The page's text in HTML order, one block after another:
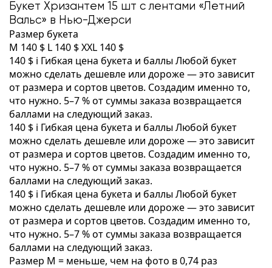
Букет Хризантем 15 шт с лентами «Летний
Вальс» в Нью-Джерси
Размер букета
M 140 $ L 140 $XXL 140 $
140 $ i Гибкая цена букета и баллыЛюбой букет
можно сделать дешевле или дороже — это зависит
от размера и сортов цветов. Создадим именно то,
что нужно. 5–7 % от суммы заказа возвращается
баллами на следующий заказ.
140 $ i Гибкая цена букета и баллыЛюбой букет
можно сделать дешевле или дороже — это зависит
от размера и сортов цветов. Создадим именно то,
что нужно. 5–7 % от суммы заказа возвращается
баллами на следующий заказ.
140 $ i Гибкая цена букета и баллыЛюбой букет
можно сделать дешевле или дороже — это зависит
от размера и сортов цветов. Создадим именно то,
что нужно. 5–7 % от суммы заказа возвращается
баллами на следующий заказ.
Размер M = меньше, чем на фото в 0,74 раз